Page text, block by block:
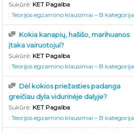
Sukūrė: KET Pagalba
:Teorijos egzamino klausimai – B kategorija
Kokia kanapių, hašišo, marihuanos
įtaka vairuotojui?
Sukūrė: KET Pagalba
:Teorijos egzamino klausimai – B kategorija
Dėl kokios priežasties padanga
greičiau dyla vidurinėje dalyje?
Sukūrė: KET Pagalba
:Teorijos egzamino klausimai – B kategorija